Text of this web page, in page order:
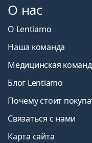
О нас
О Lentiamo
Наша команда
Медицинская
Блог Lentiamo
Почему стоит
Связаться с нами
Карта сайта